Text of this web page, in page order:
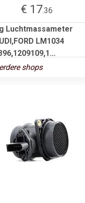
€ 17.36
Luchtmassameter
LM1034
shops